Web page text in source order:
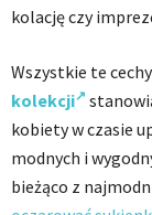
kolację czy
Wszystkie te
kolekcji
kobiety w czasie
modnych i
bieżąco z